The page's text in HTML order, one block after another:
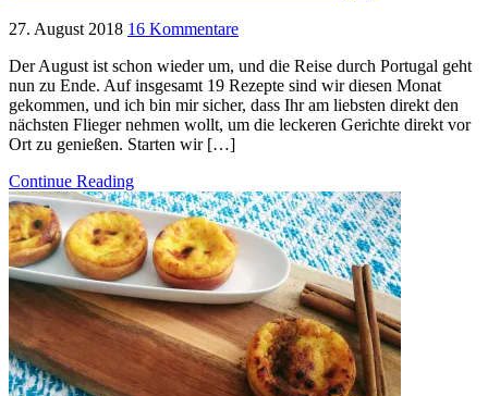
27. August 2018 16 Kommentare
Der August ist schon wieder um, und die Reise durch Portugal geht
nun zu Ende. Auf insgesamt 19 Rezepte sind wir diesen Monat
gekommen, und ich bin mir sicher, dass Ihr am liebsten direkt den
nächsten Flieger nehmen wollt, um die leckeren Gerichte direkt vor
Ort zu genießen. Starten wir […]
Continue Reading